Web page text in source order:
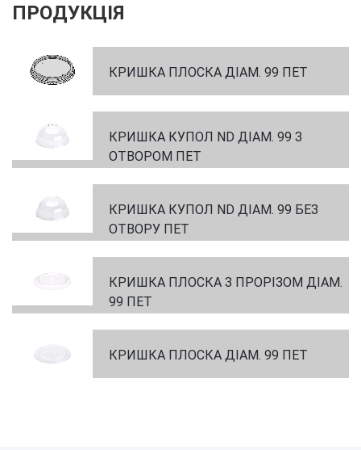
ПРОДУКЦІЯ
КРИШКА ПЛОСКА ДІАМ. 99 ПЕТ
КРИШКА КУПОЛ ND ДІАМ. 99 З
ОТВОРОМ ПЕТ
КРИШКА КУПОЛ ND ДІАМ. 99 БЕЗ
ОТВОРУ ПЕТ
КРИШКА ПЛОСКА З ПРОРІЗОМ ДІАМ.
99 ПЕТ
КРИШКА ПЛОСКА ДІАМ. 99 ПЕТ